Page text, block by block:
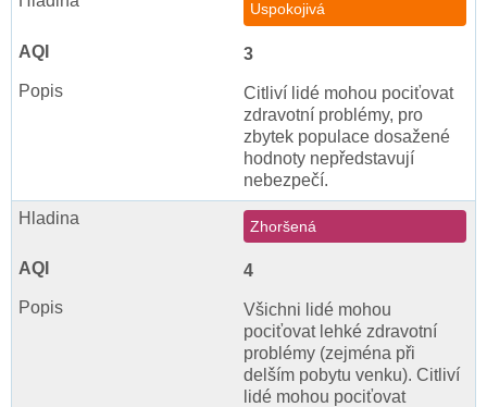
Uspokojivá
3
Citliví lidé mohou pociťovat
zdravotní problémy, pro
zbytek populace dosažené
hodnoty nepředstavují
nebezpečí.
Zhoršená
4
Všichni lidé mohou
pociťovat lehké zdravotní
problémy (zejména při
delším pobytu venku). Citliví
lidé mohou pociťovat